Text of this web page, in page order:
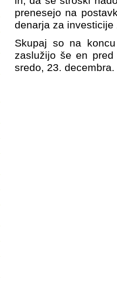
prenesejo na
denarja za investicije
Skupaj so na
zaslužijo še en
sredo, 23. decembra.